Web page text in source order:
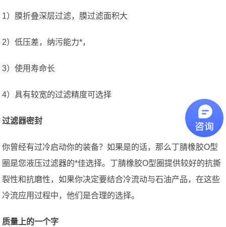
1）膜折叠深层过滤，膜过滤面积大
2）低压差，纳污能力*，
3）使用寿命长
4）具有较宽的过滤精度可选择
过滤器密封
你曾经有过冷启动你的装备？如果是的话，那么丁腈橡胶O型
圈是您液压过滤器的*佳选择。丁腈橡胶O型圈提供较好的抗撕
裂性和抗磨性，如果你决定要结合冷流动与石油产品，在这些
冷流应用过程中，他们是合理的选择。
质量上的一个字